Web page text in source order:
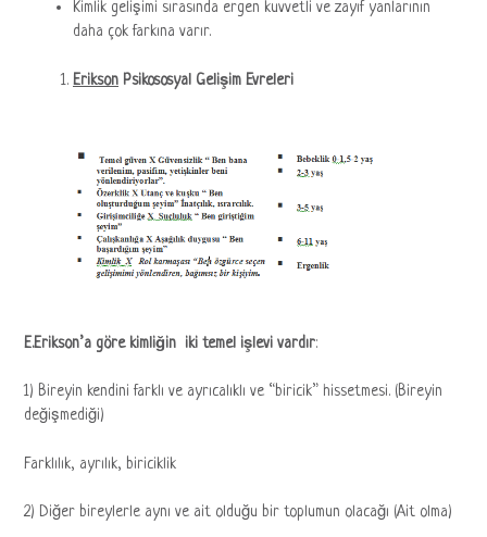
Kimlik gelişimi sırasında ergen kuvvetli ve zayıf yanlarının
daha çok farkına varır.
Erikson Psikososyal Gelişim Evreleri
E.Erikson’a göre kimliğin iki temel işlevi vardır:
1) Bireyin kendini farklı ve ayrıcalıklı ve “biricik” hissetmesi. (Bireyin
değişmediği)
Farklılık, ayrılık, biriciklik
2) Diğer bireylerle aynı ve ait olduğu bir toplumun olacağı (Ait olma)